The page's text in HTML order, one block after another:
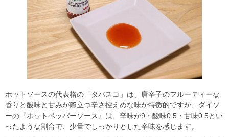
ホットソースの代表格の「タバスコ」は、唐辛子のフルーティーな
香りと酸味と甘みが際立つ辛さ控えめな味が特徴的ですが、ダイソ
ーの『ホットペッパーソース』は、辛味が9・酸味0.5・甘味0.5とい
ったような割合で、少量でしっかりとした辛味を感じます。